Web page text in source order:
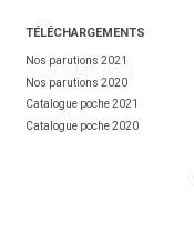
TÉLÉCHARGEMENTS
Nos parutions 2021
Nos parutions 2020
Catalogue poche 2021
Catalogue poche 2020